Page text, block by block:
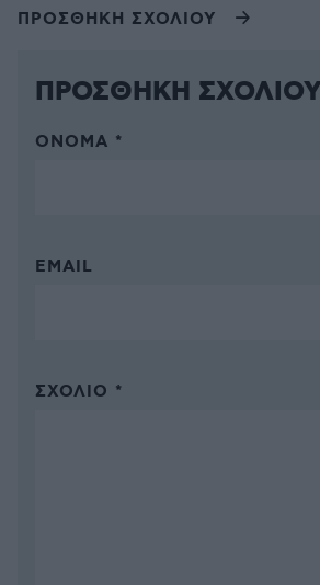
ΠΡΟΣΘΗΚΗ ΣΧΟΛΙΟΥ
ΠΡΟΣΘΗΚΗ ΣΧΟΛΙΟΥ
ΌΝΟΜΑ *
EMAIL
ΣΧΌΛΙΟ *